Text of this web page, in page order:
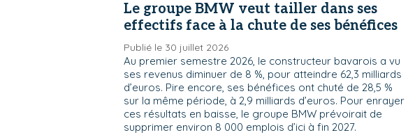
Le groupe BMW veut tailler dans ses
effectifs face à la chute de ses bénéfices
Publié le 30 juillet 2026
Au premier semestre 2026, le constructeur bavarois a vu
ses revenus diminuer de 8 %, pour atteindre 62,3 milliards
d’euros. Pire encore, ses bénéfices ont chuté de 28,5 %
sur la même période, à 2,9 milliards d’euros. Pour enrayer
ces résultats en baisse, le groupe BMW prévoirait de
supprimer environ 8 000 emplois d’ici à fin 2027.